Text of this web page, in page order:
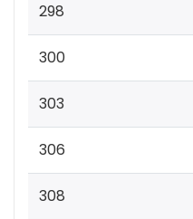
298
300
303
306
308